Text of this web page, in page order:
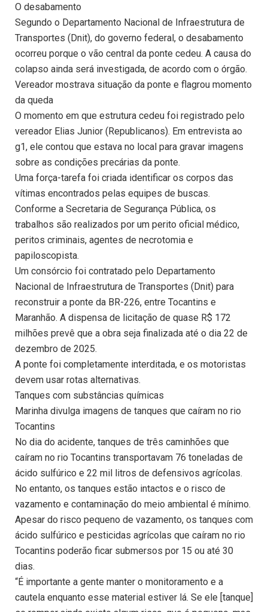
O desabamento
Segundo o Departamento Nacional de Infraestrutura de
Transportes (Dnit), do governo federal, o desabamento
ocorreu porque o vão central da ponte cedeu. A causa do
colapso ainda será investigada, de acordo com o órgão.
Vereador mostrava situação da ponte e flagrou momento
da queda
O momento em que estrutura cedeu foi registrado pelo
vereador Elias Junior (Republicanos). Em entrevista ao
g1, ele contou que estava no local para gravar imagens
sobre as condições precárias da ponte.
Uma força-tarefa foi criada identificar os corpos das
vítimas encontrados pelas equipes de buscas.
Conforme a Secretaria de Segurança Pública, os
trabalhos são realizados por um perito oficial médico,
peritos criminais, agentes de necrotomia e
papiloscopista.
Um consórcio foi contratado pelo Departamento
Nacional de Infraestrutura de Transportes (Dnit) para
reconstruir a ponte da BR-226, entre Tocantins e
Maranhão. A dispensa de licitação de quase R$ 172
milhões prevê que a obra seja finalizada até o dia 22 de
dezembro de 2025.
A ponte foi completamente interditada, e os motoristas
devem usar rotas alternativas.
Tanques com substâncias químicas
Marinha divulga imagens de tanques que caíram no rio
Tocantins
No dia do acidente, tanques de três caminhões que
caíram no rio Tocantins transportavam 76 toneladas de
ácido sulfúrico e 22 mil litros de defensivos agrícolas.
No entanto, os tanques estão intactos e o risco de
vazamento e contaminação do meio ambiental é mínimo.
Apesar do risco pequeno de vazamento, os tanques com
ácido sulfúrico e pesticidas agrícolas que caíram no rio
Tocantins poderão ficar submersos por 15 ou até 30
dias.
“É importante a gente manter o monitoramento e a
cautela enquanto esse material estiver lá. Se ele [tanque]